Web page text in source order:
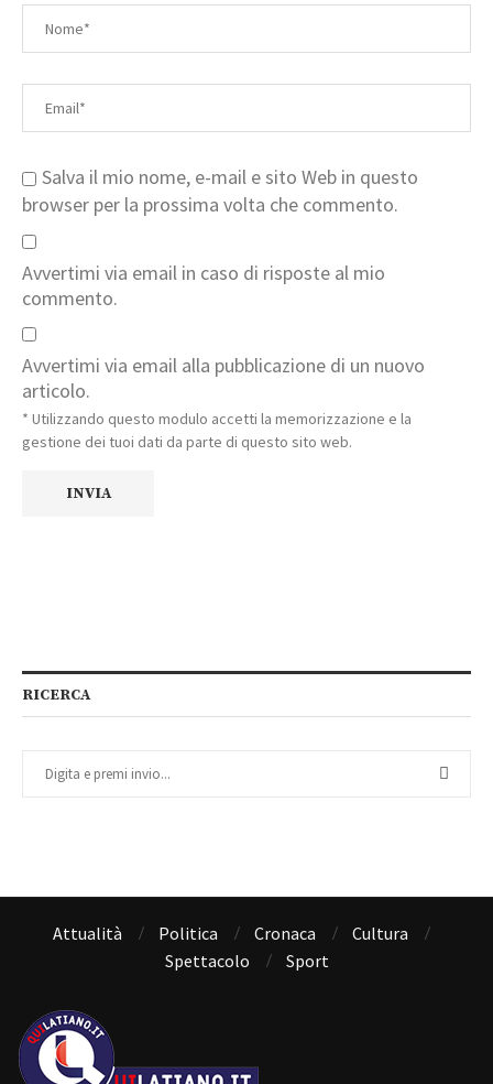
Salva il mio nome, e-mail e sito Web in questo
browser per la prossima volta che commento.
Avvertimi via email in caso di risposte al mio
commento.
Avvertimi via email alla pubblicazione di un nuovo
articolo.
* Utilizzando questo modulo accetti la memorizzazione e la
gestione dei tuoi dati da parte di questo sito web.
RICERCA
Attualità Politica Cronaca
Cultura
Spettacolo
Sport